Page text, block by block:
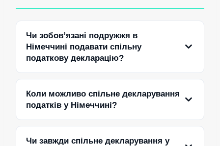
Чи зобов’язані подружжя в
Німеччині подавати спільну
податкову декларацію?
Коли можливо спільне декларування
податків у Німеччині?
Чи завжди спільне декларування у